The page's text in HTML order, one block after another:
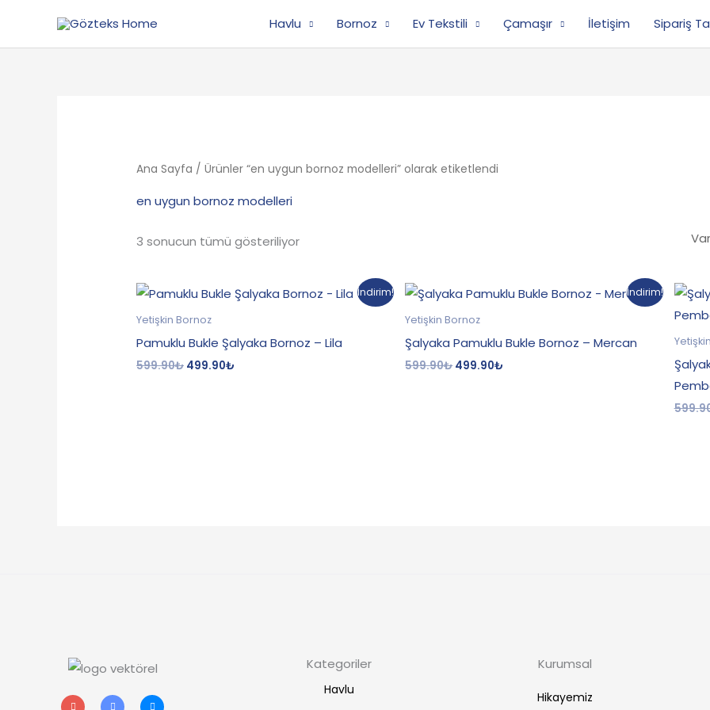
Havlu Bornoz Ev Tekstili Çamaşır İletişim Sipariş
Ana Sayfa / Ürünler “en uygun bornoz modelleri” olarak etiketlendi
en uygun bornoz modelleri
3 sonucun tümü gösteriliyor
İndirim!
Yetişkin Bornoz
Pamuklu Bukle Şalyaka Bornoz – Lila
599.90₺
Orijinal
fiyat:
599.90₺.
499.90₺
Şu
andaki
İndirim!
Yetişkin Bornoz
Şalyaka Pamuklu Bukle Bornoz – Mercan
599.90₺
Orijinal
fiyat:
599.90₺.
499.90₺
Şu
andaki
I T F
Kategoriler
Havlu
Kurumsal
Hikayemiz